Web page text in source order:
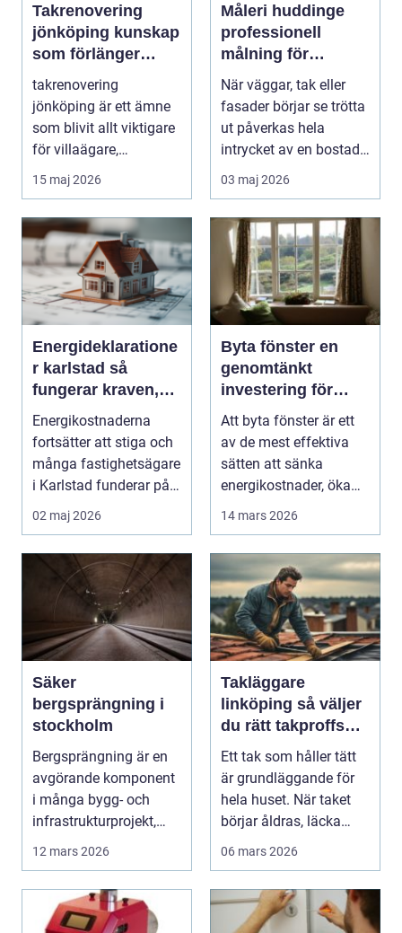
Takrenovering
jönköping kunskap
som förlänger
takets livslängd
takrenovering
jönköping är ett ämne
som blivit allt viktigare
för villaägare,
bostadsrättsföreningar.
15 maj 2026
Måleri huddinge
professionell
målning för
hållbara och
snygga resultat
När väggar, tak eller
fasader börjar se trötta
ut påverkas hela
intrycket av en bostad
eller fastigh...
03 maj 2026
Energideklaratione
r karlstad så
fungerar kraven,
processen och
nyttan
Energikostnaderna
fortsätter att stiga och
många fastighetsägare
i Karlstad funderar på
hur de kan m...
02 maj 2026
Byta fönster en
genomtänkt
investering för
hem och plånbok
Att byta fönster är ett
av de mest effektiva
sätten att sänka
energikostnader, öka
14 mars 2026
Säker
bergsprängning i
stockholm
Bergsprängning är en
avgörande komponent
i många bygg- och
infrastrukturprojekt,
12 mars 2026
Takläggare
linköping så väljer
du rätt takproffs
för ditt hus
Ett tak som håller tätt
är grundläggande för
hela huset. När taket
börjar åldras, läcka
06 mars 2026